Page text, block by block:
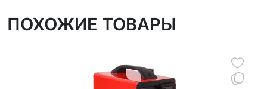
ПОХОЖИЕ ТОВАРЫ